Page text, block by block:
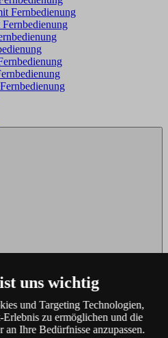
Fernbedienung
uns wichtig
und Targeting Technologien,
Erlebnis zu ermöglichen und die
an Ihre Bedürfnisse anzupassen.